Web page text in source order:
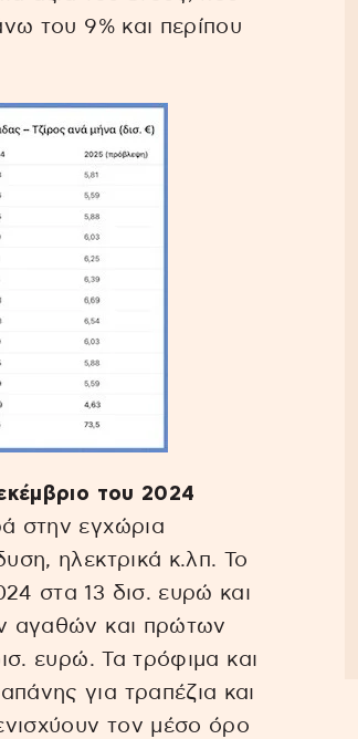
του 9% και περίπου
του 2024
στην εγχώρια
ηλεκτρικά κ.λπ. Το
στα 13 δισ. ευρώ και
αγαθών και πρώτων
ευρώ. Τα τρόφιμα και
για τραπέζια και
τον μέσο όρο